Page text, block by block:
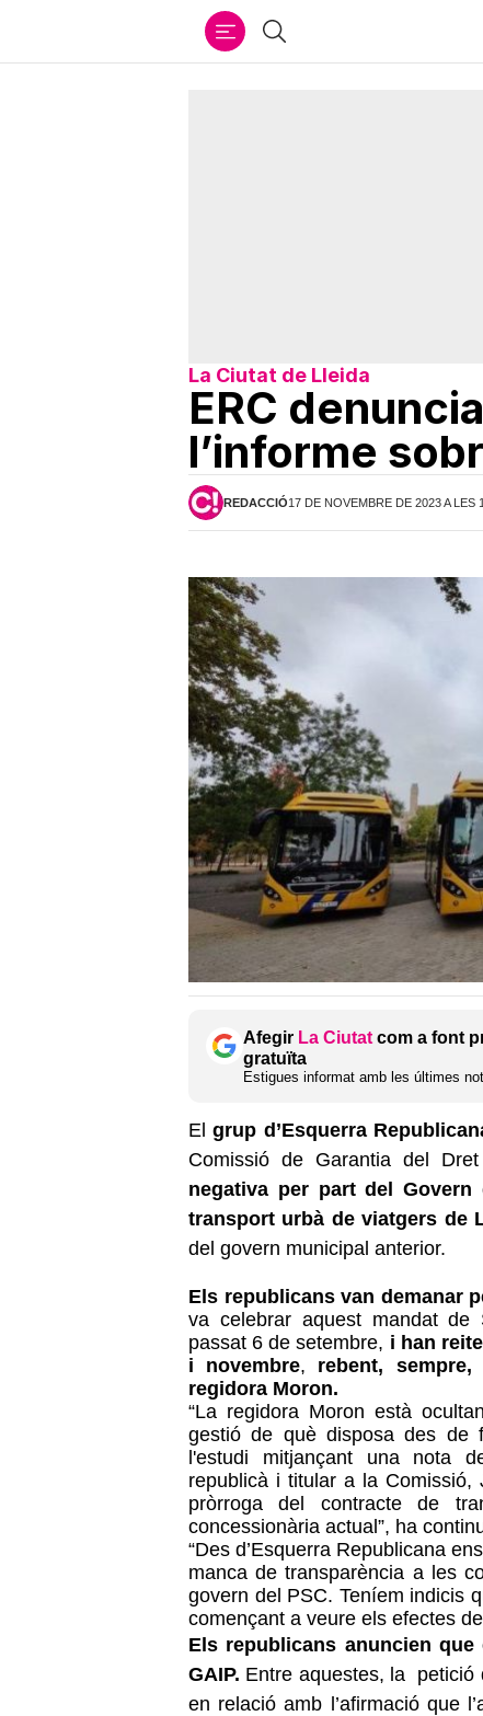
Cercar
La Ciutat de Lleida
ERC
l’informe
REDACCIÓ17 DE NOVEMBRE DE 2023 A LES
Afegir La Ciutat com a font
gratuïta
Estigues informat amb les últimes
Elgrup d’Esquerra
Comissió de Garantia del
negativa per part del
transport urbà de viatgers de
del govern municipal anterior.
Els republicans van demanar
va celebrar aquest mandat de
passat 6 de setembre, i han
i novembre, rebent,
regidora Moron.
“La regidora Moron està
gestió de què disposa des de
l'estudi mitjançant una nota
republicà i titular a la Comissió,
pròrroga del contracte de
concessionària actual”, ha
“Des d’Esquerra Republicana
manca de transparència a les
govern del PSC. Teníem indicis
començant a veure els efectes
Els republicans anuncien
GAIP. Entre aquestes, la petició
en relació amb l’afirmació que